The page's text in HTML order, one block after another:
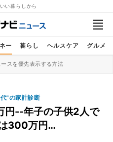
い暮らしから
ー 暮らし ヘルスケア グルメ
スを優先表示する方法
"の家計診断
円--年子の子供2人で
300万円…